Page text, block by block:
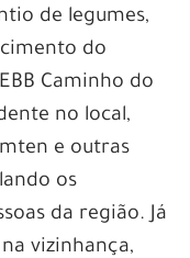
de legumes,
do
Caminho do
no local,
e outras
os
da região. Já
vizinhança,